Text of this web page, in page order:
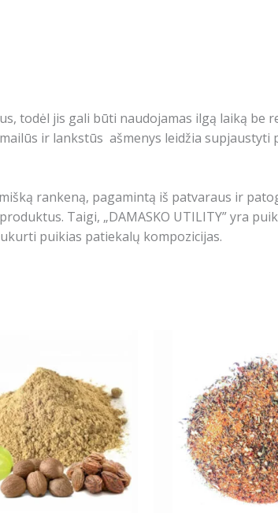
todėl jis gali būti naudojamas ilgą laiką be
ir lankstūs ašmenys leidžia supjaustyti
rankeną, pagamintą iš patvaraus ir
Taigi, „DAMASKO UTILITY” yra
puikias patiekalų kompozicijas.
through
33.99€
has
multiple
variants.
The
options
may
be
be